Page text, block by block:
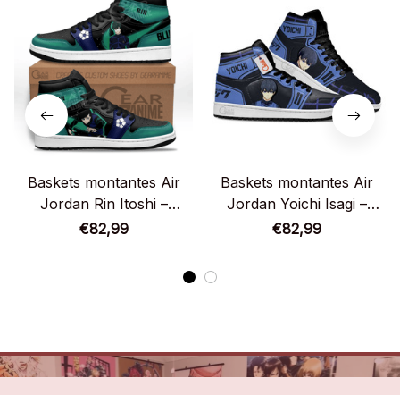
Baskets montantes Air
Jordan Rin Itoshi –
Chaussures montantes
€82,99
Baskets montantes Air
Jordan Yoichi Isagi –
Chaussures montantes
€82,99